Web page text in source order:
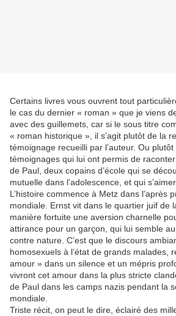
Certains livres vous ouvrent tout
le cas du dernier « roman » que je viens
avec des guillemets, car si le sous titre
« roman historique », il s’agit plutôt de la
témoignage recueilli par l’auteur. Ou
témoignages qui lui ont permis de raconter
de Paul, deux copains d’école qui se
mutuelle dans l’adolescence, et qui
L’histoire commence à Metz dans l’après
mondiale. Ernst vit dans le quartier juif de
manière fortuite une aversion charnelle
attirance pour un garçon, qui lui semble
contre nature. C’est que le discours
homosexuels à l’état de grands malades,
amour » dans un silence et un mépris
vivront cet amour dans la plus stricte
de Paul dans les camps nazis pendant la
mondiale.
Triste récit, on peut le dire, éclairé des